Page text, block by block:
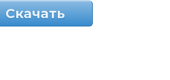
Скачать